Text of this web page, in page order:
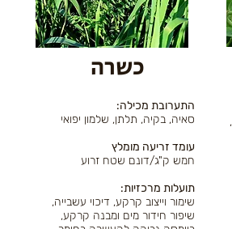
כשרה
:התערובת מכילה
סאיה, בקיה, תלתן, שלמון יפואי
עומד זריעה מומלץ
חמש ק"ג/דונם שטח זרוע
:תועלות מרכזיות
שימור וייצוב קרקע, דיכוי עשבייה,
שיפור חידור מים ומבנה קרקע,